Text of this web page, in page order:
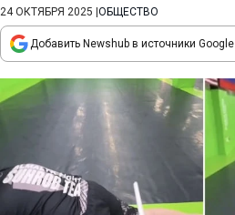
24 ОКТЯБРЯ 2025 ОБЩЕСТВО
Добавить Newshub в источники Google